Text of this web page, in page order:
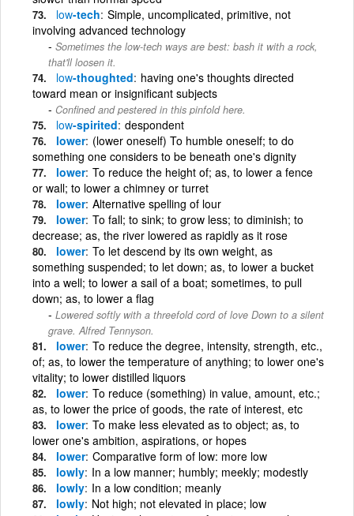
low-tech Simple, uncomplicated, primitive, not
involving advanced technology
Sometimes the low-tech ways are best: bash it with a rock,
that'll loosen it.
low-thoughted having one's thoughts directed
toward mean or insignificant subjects
Confined and pestered in this pinfold here.
low-spirited despondent
lower (lower oneself) To humble oneself; to do
something one considers to be beneath one's dignity
lower To reduce the height of; as, to lower a fence
or wall; to lower a chimney or turret
lower Alternative spelling of lour
lower To fall; to sink; to grow less; to diminish; to
decrease; as, the river lowered as rapidly as it rose
lower To let descend by its own weight, as
something suspended; to let down; as, to lower a bucket
into a well; to lower a sail of a boat; sometimes, to pull
down; as, to lower a flag
Lowered softly with a threefold cord of love Down to a silent
grave. Alfred Tennyson.
lower To reduce the degree, intensity, strength, etc.,
of; as, to lower the temperature of anything; to lower one's
vitality; to lower distilled liquors
lower To reduce (something) in value, amount, etc.;
as, to lower the price of goods, the rate of interest, etc
lower To make less elevated as to object; as, to
lower one's ambition, aspirations, or hopes
lower Comparative form of low: more low
lowly In a low manner; humbly; meekly; modestly
lowly In a low condition; meanly
lowly Not high; not elevated in place; low